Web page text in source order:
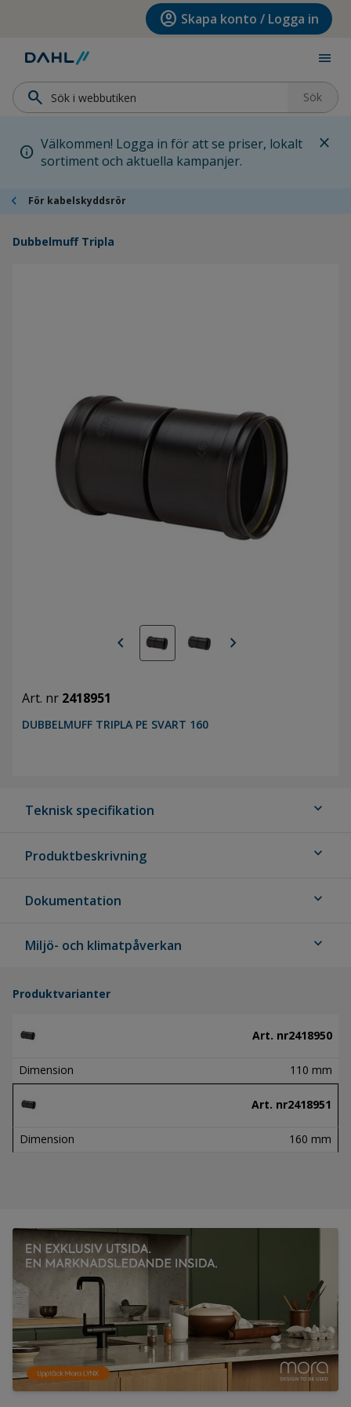
Hoppa till huvudinnehållet account_circle Skapa konto / Logga in
menu
search Sök
info Välkommen! Logga in för att se priser, lokalt
sortiment och aktuella kampanjer.
close
chevron_left För kabelskyddsrör
Dubbelmuff Tripla
chevron_left chevron_right
Art. nr 2418951
DUBBELMUFF TRIPLA PE SVART 160
Teknisk specifikation expand_more
Produktbeskrivning expand_more
Dokumentation expand_more
Miljö- och klimatpåverkan expand_more
Produktvarianter
Art. nr2418950
Dimension 110 mm
Art. nr2418951
Dimension 160 mm